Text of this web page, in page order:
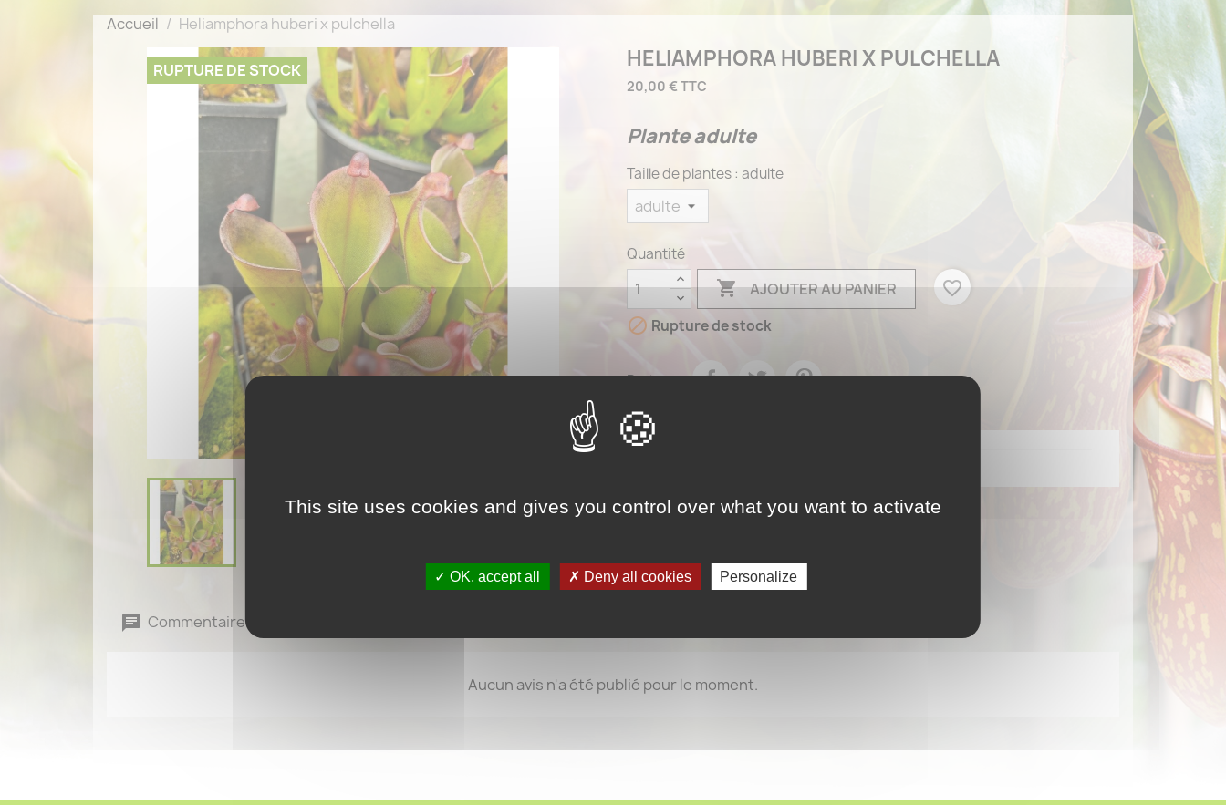
Accueil Heliamphora huberi x pulchella
RUPTURE DE STOCK HELIAMPHORA HUBERI X PULCHELLA
20,00 € TTC
Plante adulte
Taille de plantes : adulte
Quantité
 AJOUTER AU PANIER
favorite_border
 Rupture de stock
Partager
Commentaires (0)
Aucun avis n'a été publié pour le moment.
This site uses cookies and gives you control over what you want to activate
OK, accept all Deny all cookies Personalize